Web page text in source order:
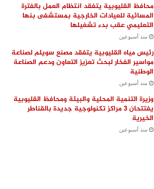
محافظ القليوبية يتفقد انتظام العمل بالفترة
المسائية للعيادات الخارجية بمستشفى بنها
التعليمي عقب بدء تشغيلها
منذ أسبوعين
رئيس مياه القليوبية يتفقد مصنع سويلم لصناعة
مواسير الفخار لبحث تعزيز التعاون ودعم الصناعة
الوطنية
منذ أسبوعين
وزيرة التنمية المحلية والبيئة ومحافظ القليوبية
يفتتحان 3 مراكز تكنولوجية جديدة بالقناطر
الخيرية
منذ أسبوعين